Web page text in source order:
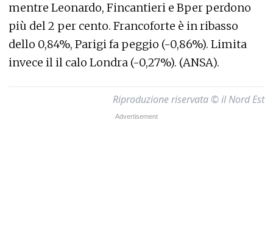
mentre Leonardo, Fincantieri e Bper perdono
più del 2 per cento. Francoforte è in ribasso
dello 0,84%, Parigi fa peggio (-0,86%). Limita
invece il il calo Londra (-0,27%). (ANSA).
Riproduzione riservata © il Nord Est